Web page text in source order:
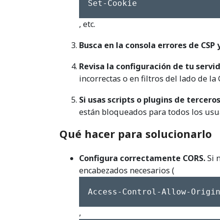
Set-Cookie
, etc.
Busca en la consola errores de CSP
Revisa la configuración de tu
incorrectas o en filtros del lado de la
Si usas scripts o plugins de terceros
están bloqueados para todos los
Qué hacer para solucionarlo
Configura correctamente CORS.Si
encabezados necesarios (
Access-Control-Allow-Origin
,